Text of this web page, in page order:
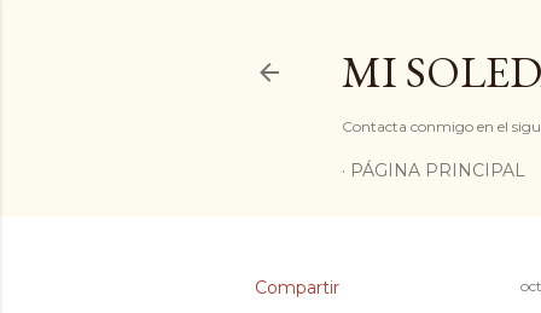
MI
Contacta conmigo en el
PÁGINA PRINCIPAL
Compartir